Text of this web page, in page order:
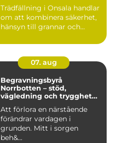
Trädfällning i Onsala handlar
om att kombinera säkerhet,
hänsyn till grannar och...
07. aug
Begravningsbyrå
Norrbotten – stöd,
vägledning och trygghet
Att förlora en närstående
förändrar vardagen i
grunden. Mitt i sorgen
beh&...